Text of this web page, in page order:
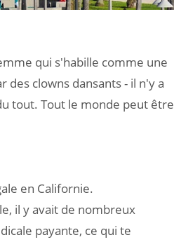
qui s'habille comme une
des clowns dansants - il n'y a
tout. Tout le monde peut être
en Californie.
il y avait de nombreux
payante, ce qui te